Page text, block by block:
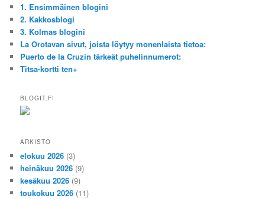
1. Ensimmäinen blogini
2. Kakkosblogi
3. Kolmas blogini
La Orotavan sivut, joista löytyy monenlaista tietoa:
Puerto de la Cruzin tärkeät puhelinnumerot:
Titsa-kortti ten+
BLOGIT.FI
ARKISTO
elokuu 2026 (3)
heinäkuu 2026 (9)
kesäkuu 2026 (9)
toukokuu 2026 (11)